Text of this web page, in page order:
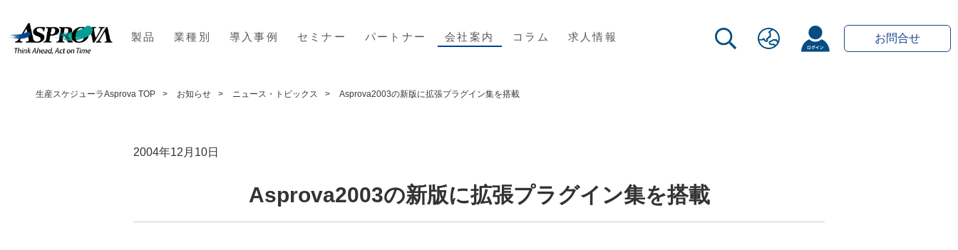
製品 業種別 導入事例 セミナー パートナー 会社案内 コラム 求人情報 お問合せ
生産スケジューラAsprova TOP お知らせ ニュース・トピックス Asprova2003の新版に拡張プラグイン集を搭載
2004年12月10日
Asprova2003の新版に拡張プラグイン集を搭載